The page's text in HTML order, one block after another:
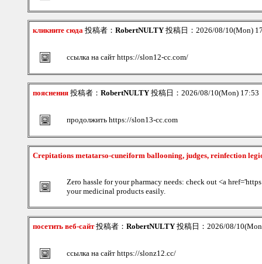
кликните сюда 投稿者： RobertNULTY 投稿日：2026/08/10(Mon)
ссылка на сайт https://slon12-cc.com/
пояснения 投稿者： RobertNULTY 投稿日：2026/08/10(Mon) 17:53
продолжить https://slon13-cc.com
Crepitations metatarso-cuneiform ballooning, judges, reinfection
Zero hassle for your pharmacy needs: check out <a
your medicinal products easily.
посетить веб-сайт投稿者： RobertNULTY 投稿日：2026/08/
ссылка на сайт https://slonz12.cc/